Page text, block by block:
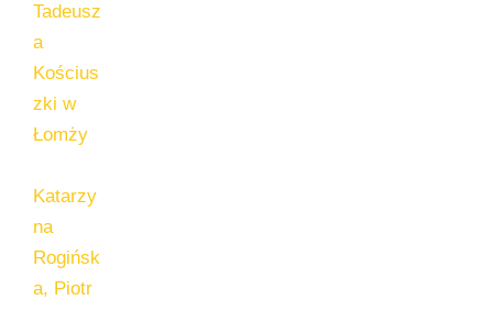
Tadeusz
a
Kościus
zki w
Łomży
Katarzy
na
Rogińsk
a, Piotr